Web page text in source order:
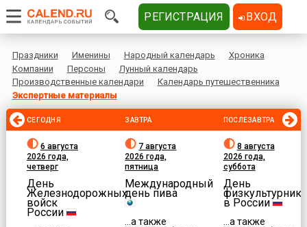
Праздники Именины Народный календарь
Хроника
Компании
Персоны
Лунный календарь
Производственные календари
Календарь путешественника
Экспертные материалы
СЕГОДНЯ
6 августа
2026 года,
четверг
День
Железнодорожных
войск
России
ЗАВТРА
7 августа
2026 года,
пятница
Международный
день пива
...а также
ПОСЛЕЗАВТРА
8 августа
2026 года,
суббота
День
физкультурника
в России
...а также
РЕГИСТРАЦИЯ ВХОД